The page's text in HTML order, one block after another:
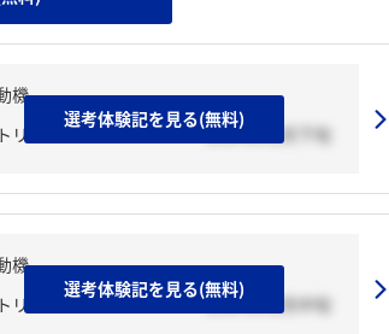
機
リーシート
2024年02月下旬
選考体験記を見る(無料)
機
リーシート
2024年02月中旬
選考体験記を見る(無料)